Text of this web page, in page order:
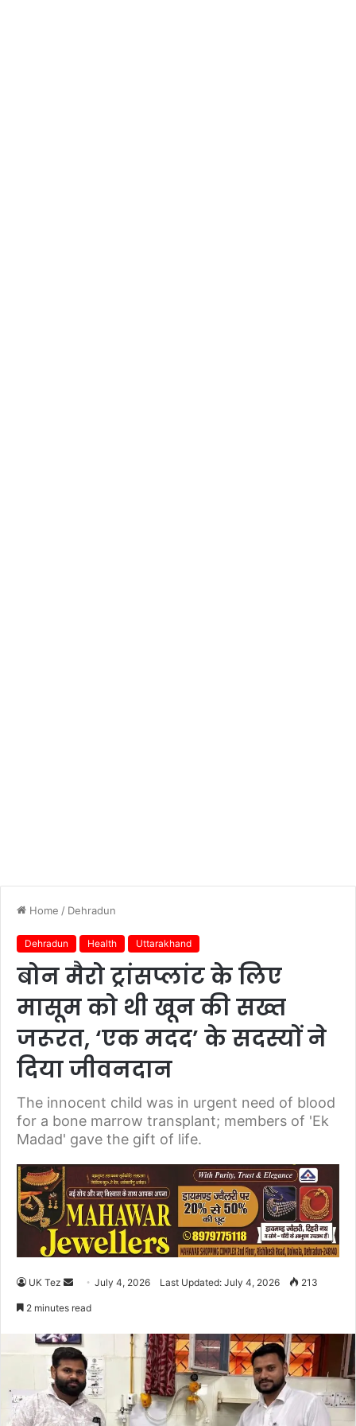
Home / Dehradun
Dehradun Health Uttarakhand
बोन मैरो ट्रांसप्लांट के लिए
मासूम को थी खून की सख्त
जरूरत, ‘एक मदद’ के सदस्यों ने
दिया जीवनदान
The innocent child was in urgent need of blood
for a bone marrow transplant; members of 'Ek
Madad' gave the gift of life.
UK Tez
d
a
n
e
m
July 4, 2026 Last Updated: July 4, 2026 213
2 minutes read